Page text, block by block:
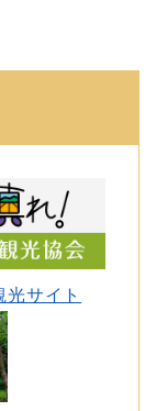
光サイト